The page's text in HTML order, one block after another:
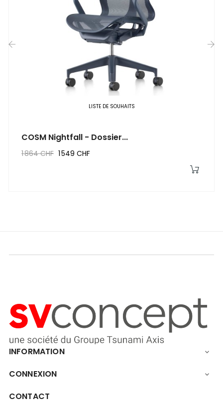
LISTE DE SOUHAITS
COSM Nightfall - Dossier...
1 864 CHF 1 549 CHF
INFORMATION 
CONNEXION 
CONTACT